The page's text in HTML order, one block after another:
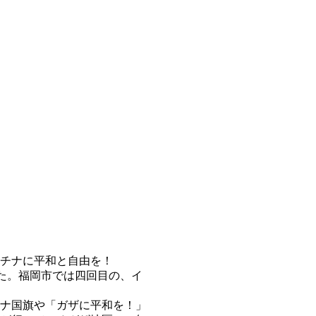
ナに平和と自由を！
。福岡市では四回目の、イ
旗や「ガザに平和を！」